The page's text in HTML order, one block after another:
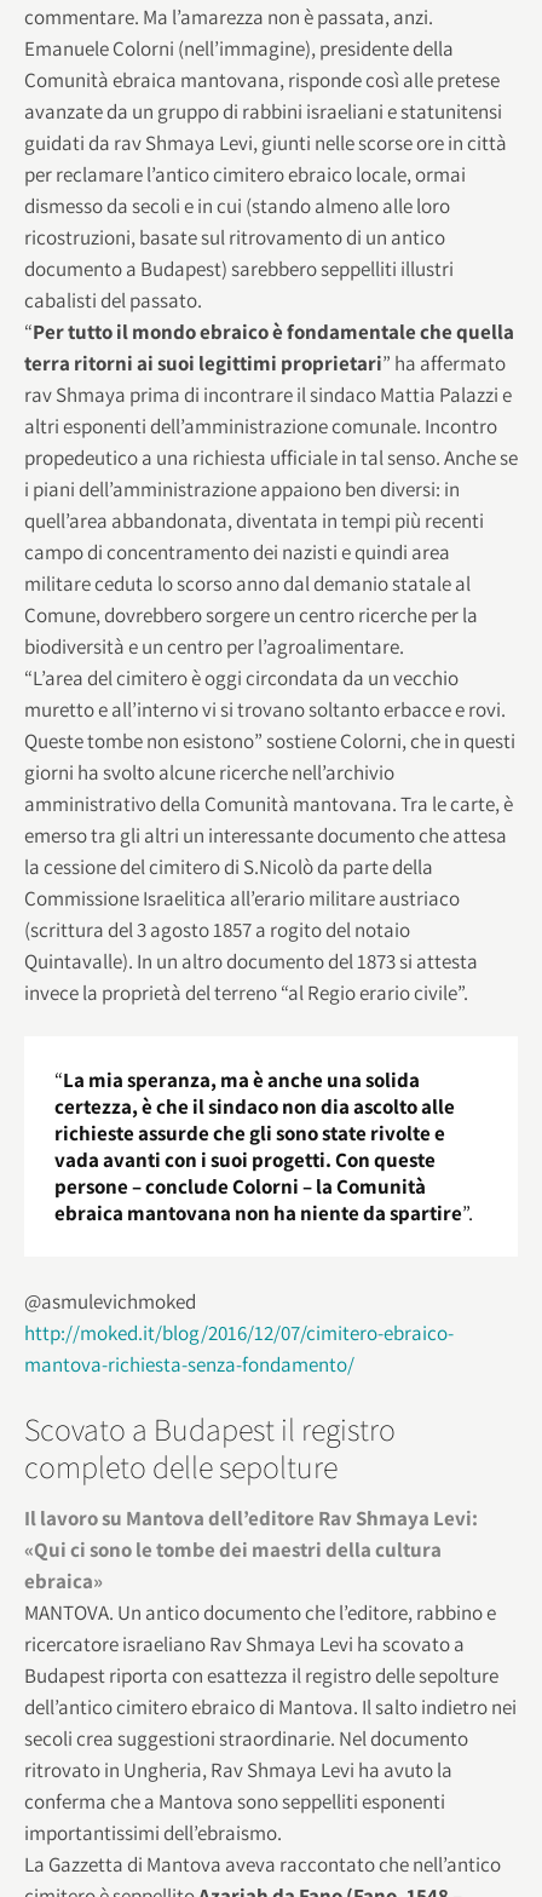
commentare. Ma l’amarezza non è passata, anzi.
Emanuele Colorni (nell’immagine), presidente della
Comunità ebraica mantovana, risponde così alle pretese
avanzate da un gruppo di rabbini israeliani e statunitensi
guidati da rav Shmaya Levi, giunti nelle scorse ore in città
per reclamare l’antico cimitero ebraico locale, ormai
dismesso da secoli e in cui (stando almeno alle loro
ricostruzioni, basate sul ritrovamento di un antico
documento a Budapest) sarebbero seppelliti illustri
cabalisti del passato.
“Per tutto il mondo ebraico è fondamentale che quella
terra ritorni ai suoi legittimi proprietari” ha affermato
rav Shmaya prima di incontrare il sindaco Mattia Palazzi e
altri esponenti dell’amministrazione comunale. Incontro
propedeutico a una richiesta ufficiale in tal senso. Anche se
i piani dell’amministrazione appaiono ben diversi: in
quell’area abbandonata, diventata in tempi più recenti
campo di concentramento dei nazisti e quindi area
militare ceduta lo scorso anno dal demanio statale al
Comune, dovrebbero sorgere un centro ricerche per la
biodiversità e un centro per l’agroalimentare.
“L’area del cimitero è oggi circondata da un vecchio
muretto e all’interno vi si trovano soltanto erbacce e rovi.
Queste tombe non esistono” sostiene Colorni, che in questi
giorni ha svolto alcune ricerche nell’archivio
amministrativo della Comunità mantovana. Tra le carte, è
emerso tra gli altri un interessante documento che attesa
la cessione del cimitero di S.Nicolò da parte della
Commissione Israelitica all’erario militare austriaco
(scrittura del 3 agosto 1857 a rogito del notaio
Quintavalle). In un altro documento del 1873 si attesta
invece la proprietà del terreno “al Regio erario civile”.
“La mia speranza, ma è anche una solida
certezza, è che il sindaco non dia ascolto alle
richieste assurde che gli sono state rivolte e
vada avanti con i suoi progetti. Con queste
persone – conclude Colorni – la Comunità
ebraica mantovana non ha niente da spartire”.
@asmulevichmoked
http://moked.it/blog/2016/12/07/cimitero-ebraico-
mantova-richiesta-senza-fondamento/
Scovato a Budapest il registro
completo delle sepolture
Il lavoro su Mantova dell’editore Rav Shmaya Levi:
«Qui ci sono le tombe dei maestri della cultura
ebraica»
MANTOVA. Un antico documento che l’editore, rabbino e
ricercatore israeliano Rav Shmaya Levi ha scovato a
Budapest riporta con esattezza il registro delle sepolture
dell’antico cimitero ebraico di Mantova. Il salto indietro nei
secoli crea suggestioni straordinarie. Nel documento
ritrovato in Ungheria, Rav Shmaya Levi ha avuto la
conferma che a Mantova sono seppelliti esponenti
importantissimi dell’ebraismo.
La Gazzetta di Mantova aveva raccontato che nell’antico